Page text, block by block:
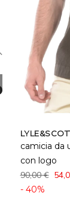
camicia da
con logo
90,00 €
- 40%